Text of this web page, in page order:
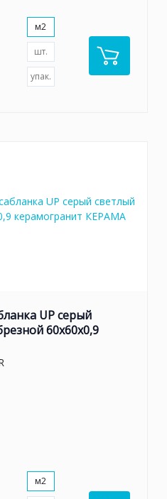
м2
шт.
упак.
UP серый
60x60x0,9
м2